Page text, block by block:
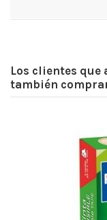
Los clientes
también